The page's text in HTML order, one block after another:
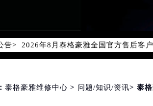
告>
2026年8月泰格豪雅中国区售后服务
2026年8月泰格豪雅全国官方售后客
泰格豪雅官方全国统一服务热线400-
2026年8月泰格豪雅售后服务中心最
北京市东城区东长安街1号东方广场
泰格豪雅维修中心 > 问题/知识/资讯> 泰